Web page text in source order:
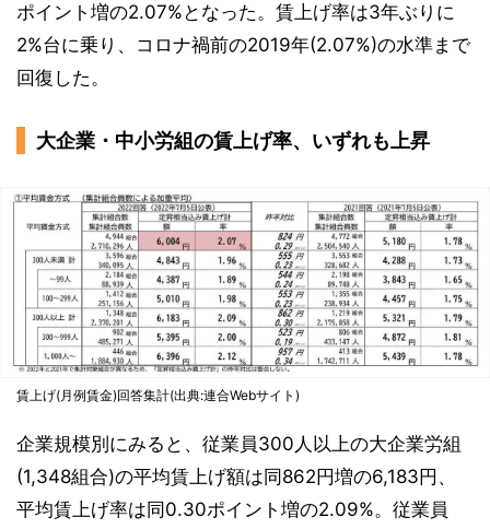
ポイント増の2.07%となった。賃上げ率は3年ぶりに
2%台に乗り、コロナ禍前の2019年(2.07%)の水準まで
回復した。
大企業・中小労組の賃上げ率、いずれも上昇
賃上げ(月例賃金)回答集計(出典:連合Webサイト)
企業規模別にみると、従業員300人以上の大企業労組
(1,348組合)の平均賃上げ額は同862円増の6,183円、
平均賃上げ率は同0.30ポイント増の2.09%。従業員